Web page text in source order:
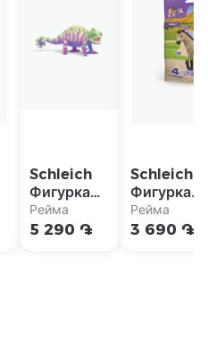
Schleich
Фигурка
животного
"Каспар,
Рейма
5 290 ֏
Schleich
Фигурка
Рейма
3 690 ֏